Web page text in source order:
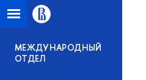
МЕЖДУНАРОДНЫЙ
ОТДЕЛ